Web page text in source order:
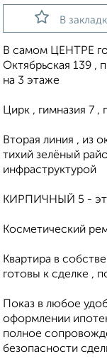
В
В самом ЦЕНТРЕ
Октябрьская 139 ,
на 3 этаже
Цирк , гимназия 7
Вторая линия , из
тихий зелёный
инфраструктурой
КИРПИЧНЫЙ 5 -
Косметический
Квартира в
готовы к сделке ,
Показ в любое
оформлении
полное
безопасности